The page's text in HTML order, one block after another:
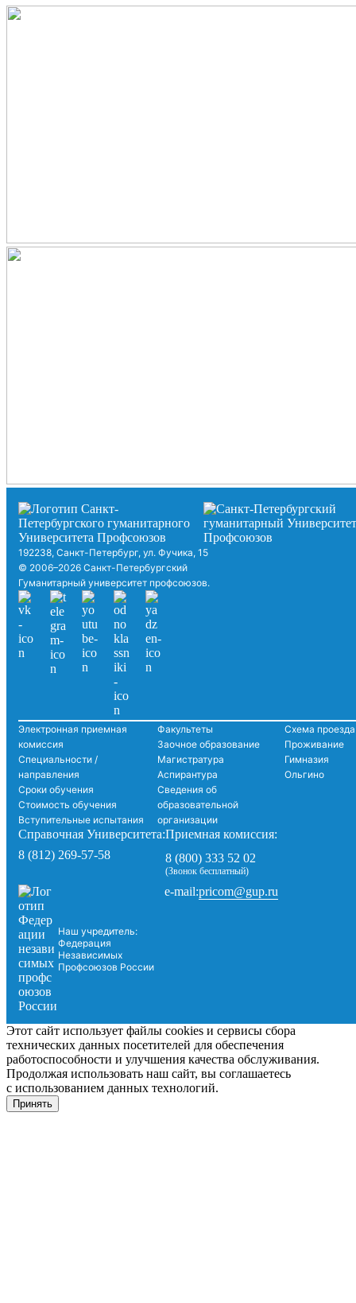
192238, Санкт-Петербург, ул. Фучика, 15
© 2006–2026 Санкт-Петербургский
Гуманитарный университет профсоюзов.
Электронная приемная
комиссия
Специальности /
направления
Сроки обучения
Стоимость обучения
Вступительные испытания
Факультеты
Заочное образование
Магистратура
Аспирантура
Сведения об
образовательной
организации
Схема проезда
Проживание
Гимназия
Ольгино
Справочная Университета:
8 (812) 269-57-58
Приемная комиссия:
8 (800) 333 52 02
(Звонок бесплатный)
Наш учредитель:
Федерация
Независимых
Профсоюзов России
e-mail:pricom@gup.ru
Этот сайт использует файлы cookies и сервисы сбора
технических данных посетителей для обеспечения
работоспособности и улучшения качества обслуживания.
Продолжая использовать наш сайт, вы соглашаетесь
с использованием данных технологий.
Принять